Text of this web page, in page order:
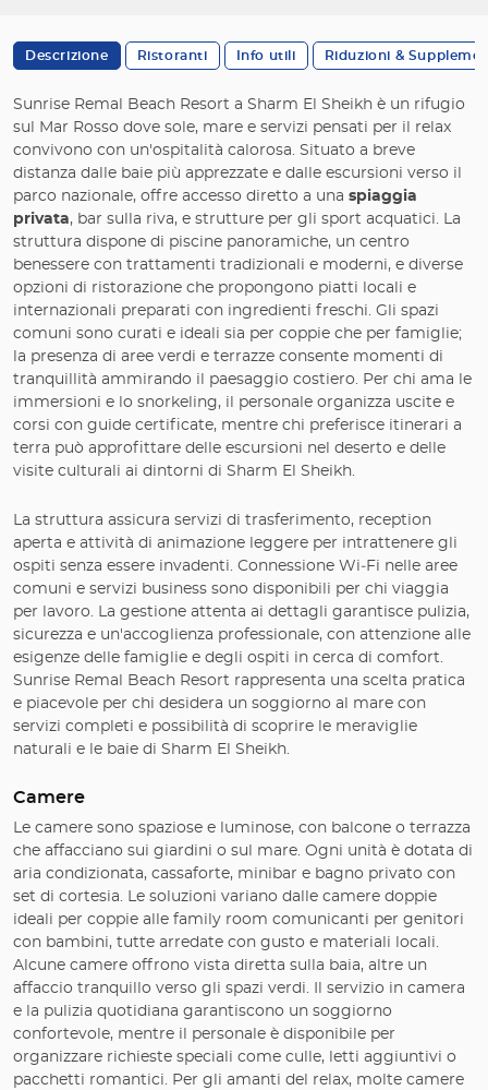
Descrizione Ristoranti Info utili Riduzioni &
Sunrise Remal Beach Resort a Sharm El Sheikh è un rifugio
sul Mar Rosso dove sole, mare e servizi pensati per il relax
convivono con un'ospitalità calorosa. Situato a breve
distanza dalle baie più apprezzate e dalle escursioni verso il
parco nazionale, offre accesso diretto a una spiaggia
privata, bar sulla riva, e strutture per gli sport acquatici. La
struttura dispone di piscine panoramiche, un centro
benessere con trattamenti tradizionali e moderni, e diverse
opzioni di ristorazione che propongono piatti locali e
internazionali preparati con ingredienti freschi. Gli spazi
comuni sono curati e ideali sia per coppie che per famiglie;
la presenza di aree verdi e terrazze consente momenti di
tranquillità ammirando il paesaggio costiero. Per chi ama le
immersioni e lo snorkeling, il personale organizza uscite e
corsi con guide certificate, mentre chi preferisce itinerari a
terra può approfittare delle escursioni nel deserto e delle
visite culturali ai dintorni di Sharm El Sheikh.
La struttura assicura servizi di trasferimento, reception
aperta e attività di animazione leggere per intrattenere gli
ospiti senza essere invadenti. Connessione Wi‑Fi nelle aree
comuni e servizi business sono disponibili per chi viaggia
per lavoro. La gestione attenta ai dettagli garantisce pulizia,
sicurezza e un'accoglienza professionale, con attenzione alle
esigenze delle famiglie e degli ospiti in cerca di comfort.
Sunrise Remal Beach Resort rappresenta una scelta pratica
e piacevole per chi desidera un soggiorno al mare con
servizi completi e possibilità di scoprire le meraviglie
naturali e le baie di Sharm El Sheikh.
Camere
Le camere sono spaziose e luminose, con balcone o terrazza
che affacciano sui giardini o sul mare. Ogni unità è dotata di
aria condizionata, cassaforte, minibar e bagno privato con
set di cortesia. Le soluzioni variano dalle camere doppie
ideali per coppie alle family room comunicanti per genitori
con bambini, tutte arredate con gusto e materiali locali.
Alcune camere offrono vista diretta sulla baia, altre un
affaccio tranquillo verso gli spazi verdi. Il servizio in camera
e la pulizia quotidiana garantiscono un soggiorno
confortevole, mentre il personale è disponibile per
organizzare richieste speciali come culle, letti aggiuntivi o
pacchetti romantici. Per gli amanti del relax, molte camere